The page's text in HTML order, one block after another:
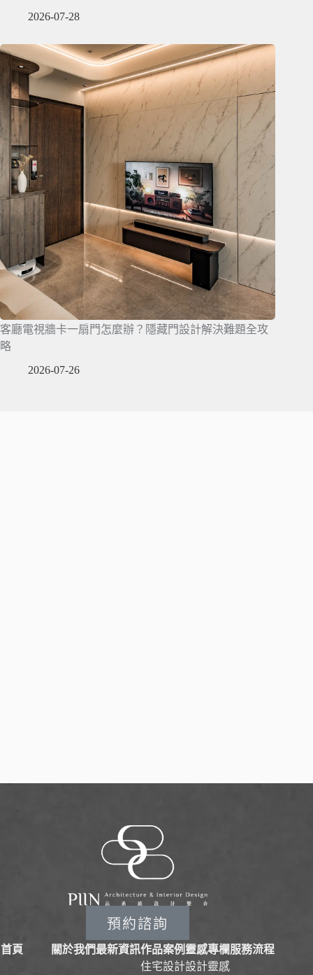
2026-07-28
客廳電視牆卡一扇門怎麼辦？隱藏門設計解決難題全攻
略
2026-07-26
預約諮詢
首頁 關於我們最新資訊作品案例
住宅設計
靈感專欄
設計靈感
服務流程